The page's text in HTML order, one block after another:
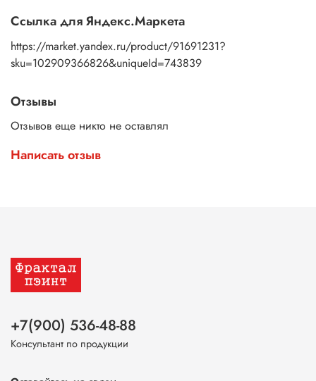
Ссылка для Яндекс.Маркета
https://market.yandex.ru/product/91691231?
sku=102909366826&uniqueId=743839
Отзывы
Отзывов еще никто не оставлял
Написать отзыв
+7(900) 536-48-88
Консультант по продукции